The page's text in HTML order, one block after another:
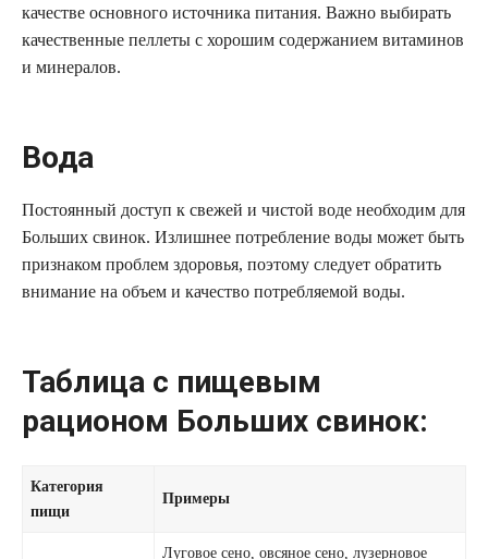
качестве основного источника питания. Важно выбирать
качественные пеллеты с хорошим содержанием витаминов
и минералов.
Вода
Постоянный доступ к свежей и чистой воде необходим для
Больших свинок. Излишнее потребление воды может быть
признаком проблем здоровья, поэтому следует обратить
внимание на объем и качество потребляемой воды.
Таблица с пищевым
рационом Больших свинок:
Категория
пищи
Примеры
Луговое сено, овсяное сено, лузерновое